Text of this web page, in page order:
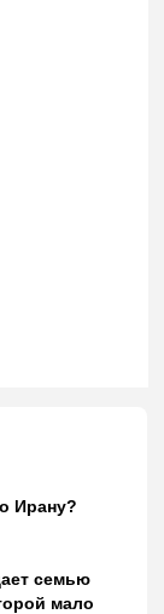
Ирану?
семью
мало